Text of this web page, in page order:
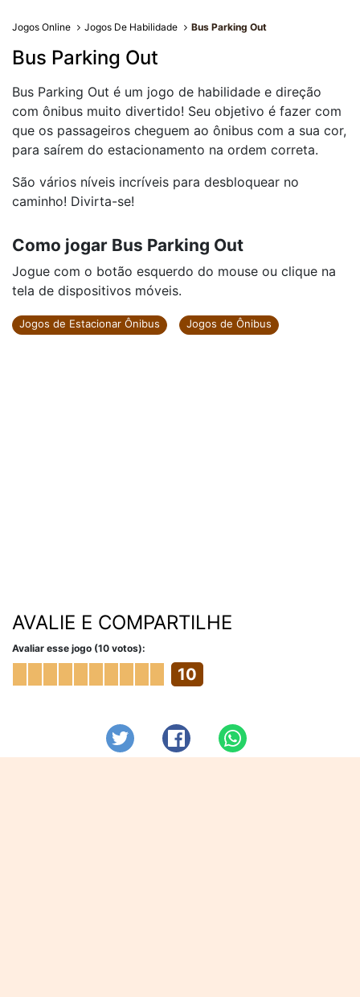
Jogos Online Jogos De Habilidade Bus Parking Out
Bus Parking Out
Bus Parking Out é um jogo de habilidade e direção
com ônibus muito divertido! Seu objetivo é fazer com
que os passageiros cheguem ao ônibus com a sua cor,
para saírem do estacionamento na ordem correta.
São vários níveis incríveis para desbloquear no
caminho! Divirta-se!
Como jogar Bus Parking Out
Jogue com o botão esquerdo do mouse ou clique na
tela de dispositivos móveis.
Jogos de Estacionar Ônibus Jogos de Ônibus
AVALIE E COMPARTILHE
Avaliar esse jogo (10 votos):
10